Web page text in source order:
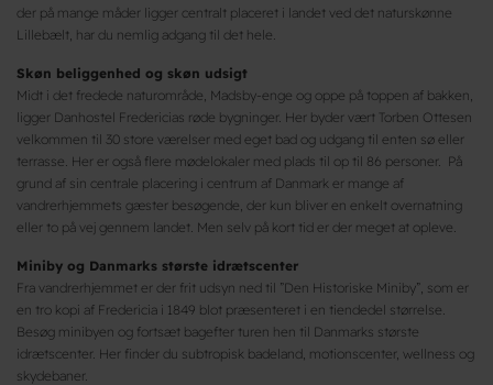
der på mange måder ligger centralt placeret i landet ved det naturskønne
Lillebælt, har du nemlig adgang til det hele.
Skøn beliggenhed og skøn udsigt
Midt i det fredede naturområde, Madsby-enge og oppe på toppen af bakken,
ligger Danhostel Fredericias røde bygninger. Her byder vært Torben Ottesen
velkommen til 30 store værelser med eget bad og udgang til enten sø eller
terrasse. Her er også flere mødelokaler med plads til op til 86 personer. På
grund af sin centrale placering i centrum af Danmark er mange af
vandrerhjemmets gæster besøgende, der kun bliver en enkelt overnatning
eller to på vej gennem landet. Men selv på kort tid er der meget at opleve.
Miniby og Danmarks største idrætscenter
Fra vandrerhjemmet er der frit udsyn ned til ”Den Historiske Miniby”, som er
en tro kopi af Fredericia i 1849 blot præsenteret i en tiendedel størrelse.
Besøg minibyen og fortsæt bagefter turen hen til Danmarks største
idrætscenter. Her finder du subtropisk badeland, motionscenter, wellness og
skydebaner.